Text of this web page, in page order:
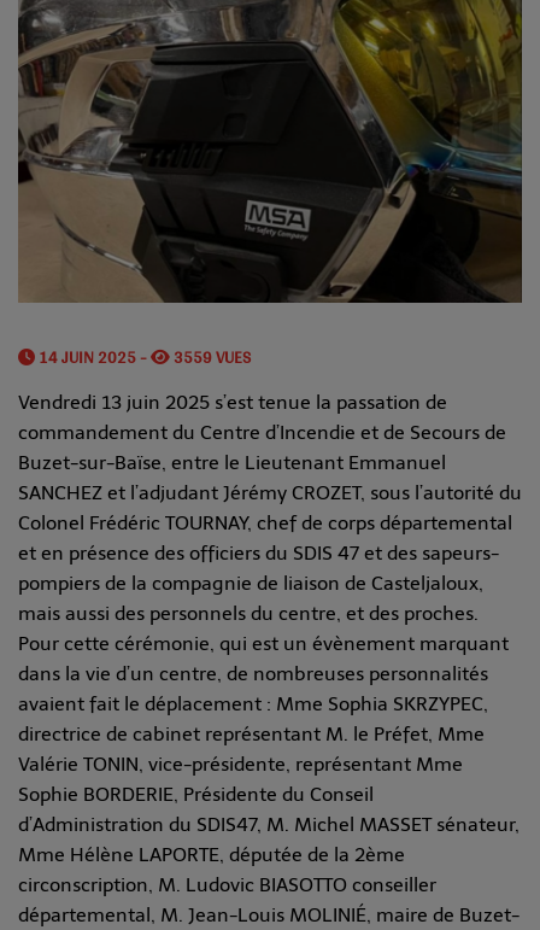
14 JUIN 2025 - 3559 VUES
Vendredi 13 juin 2025 s’est tenue la passation de
commandement du Centre d’Incendie et de Secours de
Buzet-sur-Baïse, entre le Lieutenant Emmanuel
SANCHEZ et l’adjudant Jérémy CROZET, sous l’autorité du
Colonel Frédéric TOURNAY, chef de corps départemental
et en présence des officiers du SDIS 47 et des sapeurs-
pompiers de la compagnie de liaison de Casteljaloux,
mais aussi des personnels du centre, et des proches.
Pour cette cérémonie, qui est un évènement marquant
dans la vie d’un centre, de nombreuses personnalités
avaient fait le déplacement : Mme Sophia SKRZYPEC,
directrice de cabinet représentant M. le Préfet, Mme
Valérie TONIN, vice-présidente, représentant Mme
Sophie BORDERIE, Présidente du Conseil
d’Administration du SDIS47, M. Michel MASSET sénateur,
Mme Hélène LAPORTE, députée de la 2ème
circonscription, M. Ludovic BIASOTTO conseiller
départemental, M. Jean-Louis MOLINIÉ, maire de Buzet-